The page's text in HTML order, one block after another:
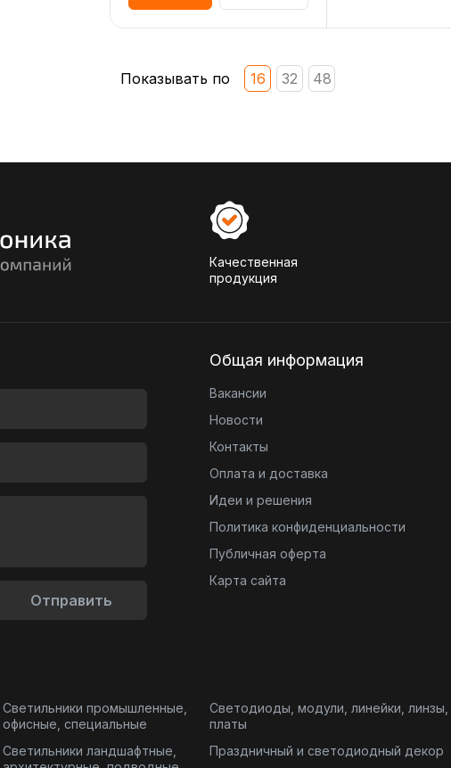
Показывать по 16 32 48
Качественная
продукция
Отправить
Общая информация
Вакансии
Новости
Контакты
Оплата и доставка
Идеи и решения
Политика конфиденциальности
Публичная оферта
Карта сайта
Светильники промышленные,
офисные, специальные
Светильники ландшафтные,
Светодиоды, модули, линейки, линзы,
платы
Праздничный и светодиодный декор